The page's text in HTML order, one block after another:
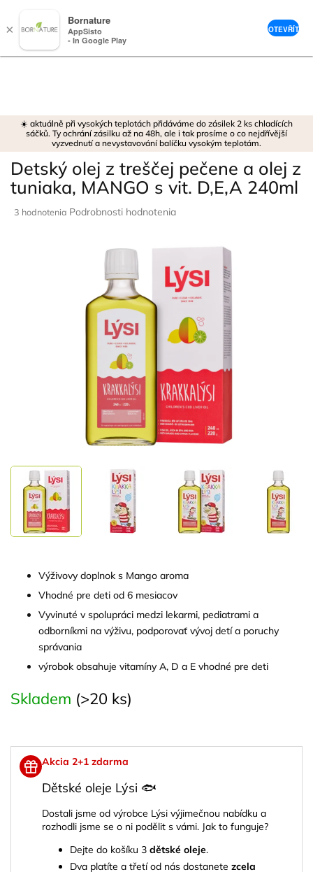
☀️ aktuálně při vysokých teplotách přidáváme do zásilek 2 ks chladících
sáčků. Ty ochrání zásilku až na 48h, ale i tak prosíme o co nejdřívější
vyzvednutí a nevystavování balíčku vysokým teplotám.
Detský olej z treščej pečene a olej z
tuniaka, MANGO s vit. D,E,A 240ml
Priemerné
3 hodnotenia Podrobnosti hodnotenia
Skladem (>20 ks)
Akcia 2+1 zdarma
Dětské oleje Lýsi 🐟
Dostali jsme od výrobce Lýsi výjimečnou nabídku a
rozhodli jsme se o ni podělit s vámi. Jak to funguje?
Dejte do košíku 3 dětské oleje.
Dva platíte a třetí od nás dostanete zcela
Výživovy doplnok s Mango aroma
Vhodné pre deti od 6 mesiacov
Vyvinuté v spolupráci medzi lekarmi, pediatrami a
odborníkmi na výživu, podporovať vývoj detí a poruchy
správania
výrobok obsahuje vitamíny A, D a E vhodné pre deti
×
Bornature
AppSisto
- In Google Play
OTEVŘÍT